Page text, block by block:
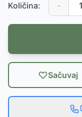
Količina: -
Sačuvaj